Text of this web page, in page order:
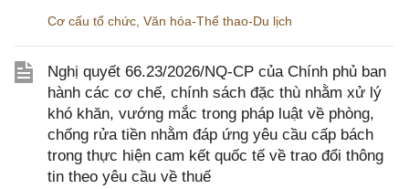
Cơ cấu tổ chức Văn hóa-Thể thao-Du lịch
Nghị quyết 66.23/2026/NQ-CP của Chính phủ ban
hành các cơ chế, chính sách đặc thù nhằm xử lý
khó khăn, vướng mắc trong pháp luật về phòng,
chống rửa tiền nhằm đáp ứng yêu cầu cấp bách
trong thực hiện cam kết quốc tế về trao đổi thông
tin theo yêu cầu về thuế